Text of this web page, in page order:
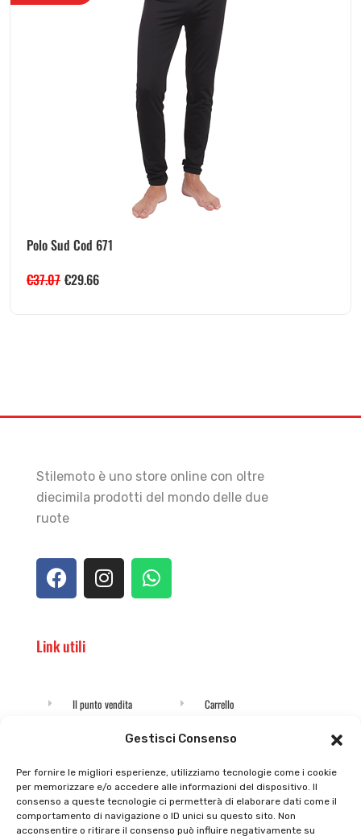
Gestisci Consenso
Per fornire le migliori esperienze, utilizziamo tecnologie come i cookie
per memorizzare e/o accedere alle informazioni del dispositivo. Il
consenso a queste tecnologie ci permetterà di elaborare dati come il
comportamento di navigazione o ID unici su questo sito. Non
acconsentire o ritirare il consenso può influire negativamente su
Polo Sud Cod 671
€37.07 €29.66
Stilemoto è uno store online con oltre
diecimila prodotti del mondo delle due
ruote
Link utili
Il punto vendita
Il mio account
Privacy policy
Cookie policy
Supporto e contatti
Carrello
checkout
Tutti prodotti
Termini e condizioni
Resi e rimborsi